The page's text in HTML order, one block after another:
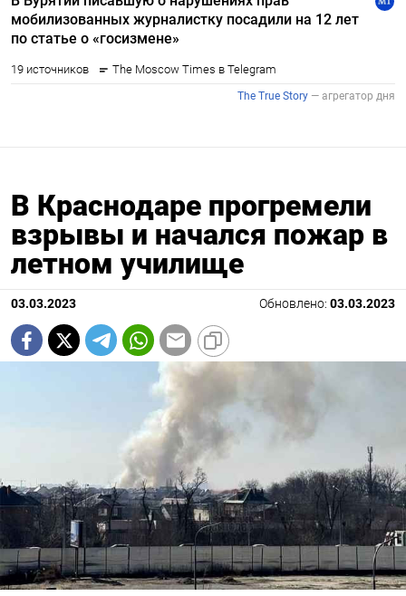
В Краснодаре прогремели
взрывы и начался пожар в
летном училище
03.03.2023 Обновлено: 03.03.2023